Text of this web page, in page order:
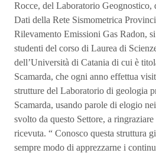
Rocce, del Laboratorio Geognostico,
Dati della Rete Sismometrica
Rilevamento Emissioni Gas Radon,
studenti del corso di Laurea di
dell’Università di Catania di cui è
Scamarda, che ogni anno effettua
strutture del Laboratorio di geologia
Scamarda, usando parole di elogio
svolto da questo Settore, a ringraziare
ricevuta. “ Conosco questa struttura
sempre modo di apprezzarne i